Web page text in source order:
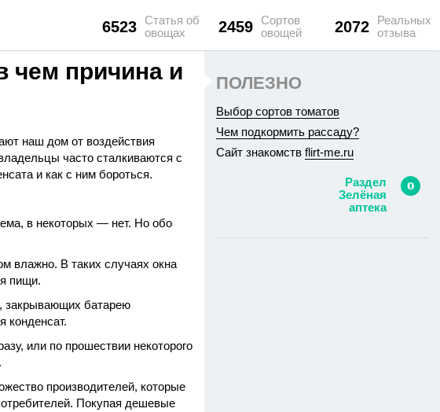
6523
Статья об
овощах
2459
Сортов
овощей
2072
Реальных
отзыва
чем причина и
наш дом от воздействия
часто сталкиваются с
и как с ним бороться.
в некоторых — нет. Но обо
влажно. В таких случаях окна
пищи.
закрывающих батарею
конденсат.
или по прошествии некоторого
производителей, которые
Покупая дешевые
ПОЛЕЗНО
Выбор сортов томатов
Чем подкормить рассаду?
Сайт знакомств flirt-me.ru
Раздел
Зелёная
аптека